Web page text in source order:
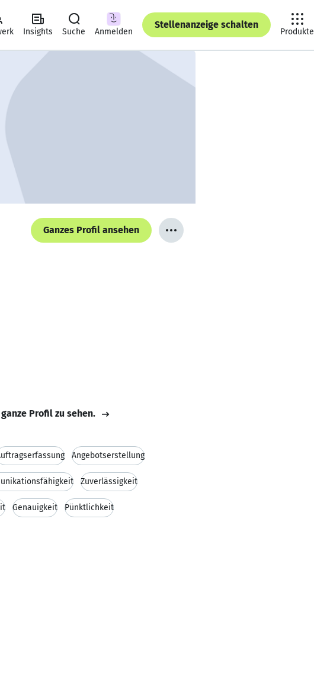
Insights Suche Anmelden
Stellenanzeige schalten
Produkte
Ganzes Profil ansehen
Profil zu sehen.
Angebotserstellung
Zuverlässigkeit
Genauigkeit Pünktlichkeit